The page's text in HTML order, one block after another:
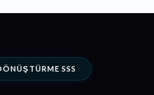
SSS